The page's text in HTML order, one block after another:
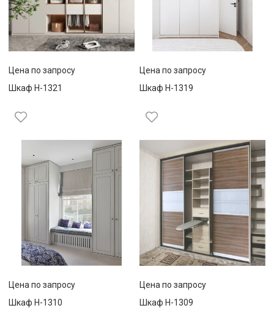
Цена по запросу
Шкаф Н-1321
Цена по запросу
Шкаф Н-1319
Цена по запросу
Шкаф Н-1310
Цена по запросу
Шкаф Н-1309